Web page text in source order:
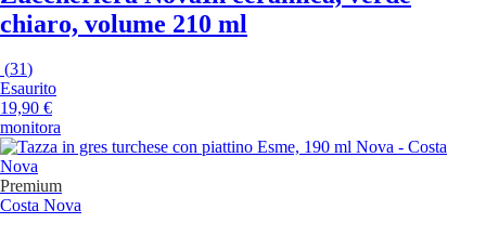
chiaro, volume 210 ml
(31)
Esaurito
19,90 €
monitora
Premium
Costa Nova